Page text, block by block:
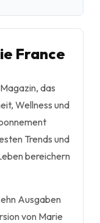
France
das
Wellness und
Trends und
bereichern
Ausgaben
von Marie